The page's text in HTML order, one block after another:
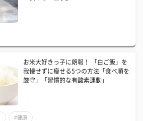
お米大好きっ子に朗報！ 「白ご飯」を
我慢せずに痩せる5つの方法「食べ順を
厳守」「習慣的な有酸素運動」
#健康